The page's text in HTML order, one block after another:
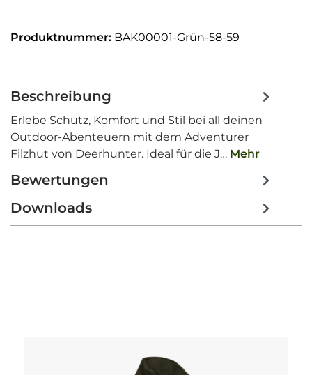
Produktnummer: BAK00001-Grün-58-59
Beschreibung
Erlebe Schutz, Komfort und Stil bei all deinen
Outdoor-Abenteuern mit dem Adventurer
Filzhut von Deerhunter. Ideal für die J… Mehr
Bewertungen
Downloads